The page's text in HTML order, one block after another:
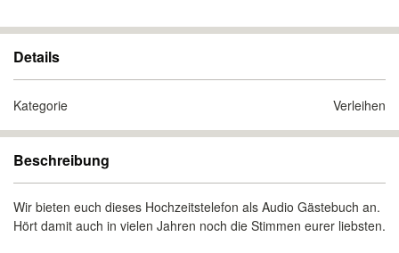
Details
Kategorie Verleihen
Beschreibung
Wir bieten euch dieses Hochzeitstelefon als Audio Gästebuch an.
Hört damit auch in vielen Jahren noch die Stimmen eurer liebsten.